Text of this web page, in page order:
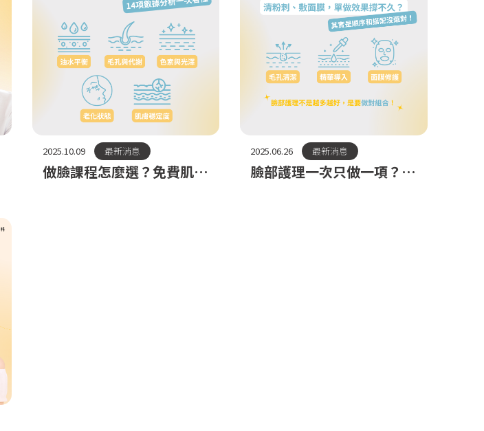
2025.10.09 最新消息
做臉課程怎麼選？免費肌膚
2025.06.26 最新消息
臉部護理一次只做一項？為